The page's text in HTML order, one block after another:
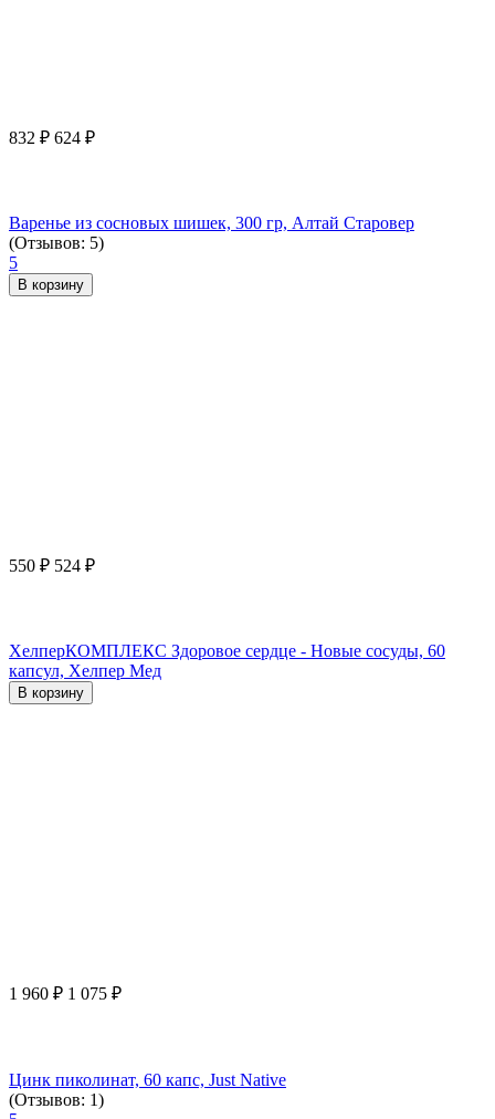
832 ₽ 624 ₽
Варенье из сосновых шишек, 300 гр, Алтай Старовер
(Отзывов: 5)
5
В корзину
550 ₽ 524 ₽
ХелперКОМПЛЕКС Здоровое сердце - Новые сосуды, 60
капсул, Хелпер Мед
В корзину
1 960 ₽ 1 075 ₽
Цинк пиколинат, 60 капс, Just Native
(Отзывов: 1)